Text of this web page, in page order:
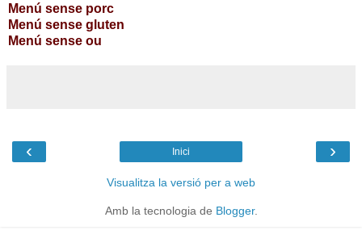
Menú sense porc
Menú sense gluten
Menú sense ou
‹ ›
Inici
Visualitza la versió per a web
Amb la tecnologia de Blogger.